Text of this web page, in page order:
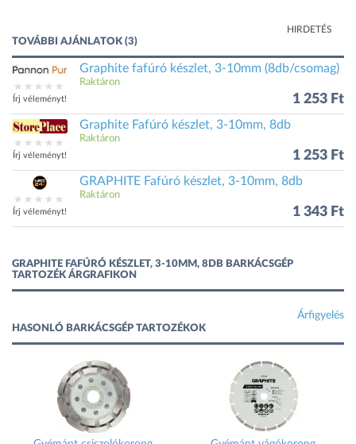
HIRDETÉS
TOVÁBBI AJÁNLATOK (3)
Írj véleményt!
Graphite fafúró készlet, 3-10mm (8db/csomag)
Raktáron
1 253 Ft
Írj véleményt!
Graphite Fafúró készlet, 3-10mm, 8db
Raktáron
1 253 Ft
Írj véleményt!
GRAPHITE Fafúró készlet, 3-10mm, 8db
Raktáron
1 343 Ft
GRAPHITE FAFÚRÓ KÉSZLET, 3-10MM, 8DB BARKÁCSGÉP
TARTOZÉK ÁRGRAFIKON
Árfigyelés
HASONLÓ BARKÁCSGÉP TARTOZÉKOK